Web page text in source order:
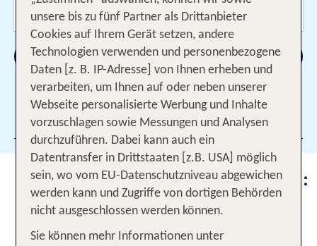
2 Erwachsene
Suchen
Filter hinzufügen
Herrlicher Natur- und Aktivurlaub:
Willkommen in deinem
gemütlichen Berghotel
unsere bis zu fünf Partner als Drittanbieter
Cookies auf Ihrem Gerät setzen, andere
Technologien verwenden und personenbezogene
Daten [z. B. IP-Adresse] von Ihnen erheben und
verarbeiten, um Ihnen auf oder neben unserer
Webseite personalisierte Werbung und Inhalte
vorzuschlagen sowie Messungen und Analysen
durchzuführen. Dabei kann auch ein
Datentransfer in Drittstaaten [z.B. USA] möglich
sein, wo vom EU-Datenschutzniveau abgewichen
werden kann und Zugriffe von dortigen Behörden
nicht ausgeschlossen werden können.
Sie können mehr Informationen unter